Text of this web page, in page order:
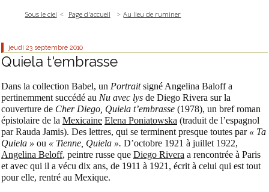
Sous le ciel Page d'accueil Au lieu de ruminer
jeudi 23 septembre 2010
Quiela t'embrasse
Dans la collection Babel, un Portraitsigné Angelina Baloff a
pertinemment succédé au Nu avec lys de Diego Rivera sur la
couverture de Cher Diego, Quiela t’embrasse (1978), un bref roman
épistolaire de la Mexicaine Elena Poniatowska (traduit de l’espagnol
par Rauda Jamis). Des lettres, qui se terminent presque toutes par « Ta
Quiela » ou « Tienne, Quiela ». D’octobre 1921 à juillet 1922,
Angelina Beloff, peintre russe que Diego Rivera a rencontrée à Paris
et avec qui il a vécu dix ans, de 1911 à 1921, écrit à celui qui est tout
pour elle, rentré au Mexique.